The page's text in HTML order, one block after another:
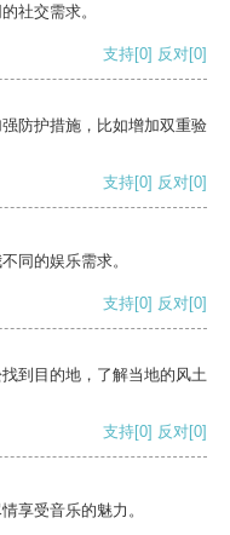
社交需求。
支持[0] 反对[0]
防护措施，比如增加双重验
支持[0] 反对[0]
同的娱乐需求。
支持[0] 反对[0]
到目的地，了解当地的风土
支持[0] 反对[0]
享受音乐的魅力。